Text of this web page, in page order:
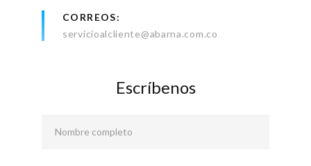
CORREOS
servicioalcliente@abarna.com.co
Escríbenos
Nombre completo